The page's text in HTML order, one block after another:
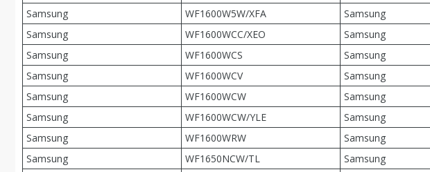
Samsung
WF1600W5W/XFA Samsung
Samsung
WF1600WCC/XEO Samsung
Samsung
WF1600WCS Samsung
Samsung
WF1600WCV Samsung
Samsung
WF1600WCW Samsung
Samsung
WF1600WCW/YLE Samsung
Samsung
WF1600WRW Samsung
Samsung
WF1650NCW/TL Samsung